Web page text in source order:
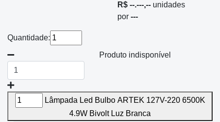
R$ --.---,-- unidades
por ---
Quantidade:
Produto indisponível
Lâmpada Led Bulbo ARTEK 127V-220 6500K
4.9W Bivolt Luz Branca